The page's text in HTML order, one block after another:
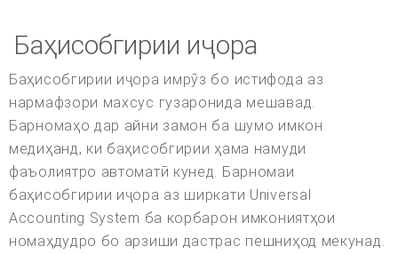
Баҳисобгирии иҷора
Баҳисобгирии иҷора имрӯз бо истифода аз
нармафзори махсус гузаронида мешавад.
Барномаҳо дар айни замон ба шумо имкон
медиҳанд, ки баҳисобгирии ҳама намуди
фаъолиятро автоматӣ кунед. Барномаи
баҳисобгирии иҷора аз ширкати Universal
Accounting System ба корбарон имкониятҳои
номаҳдудро бо арзиши дастрас пешниҳод мекунад.